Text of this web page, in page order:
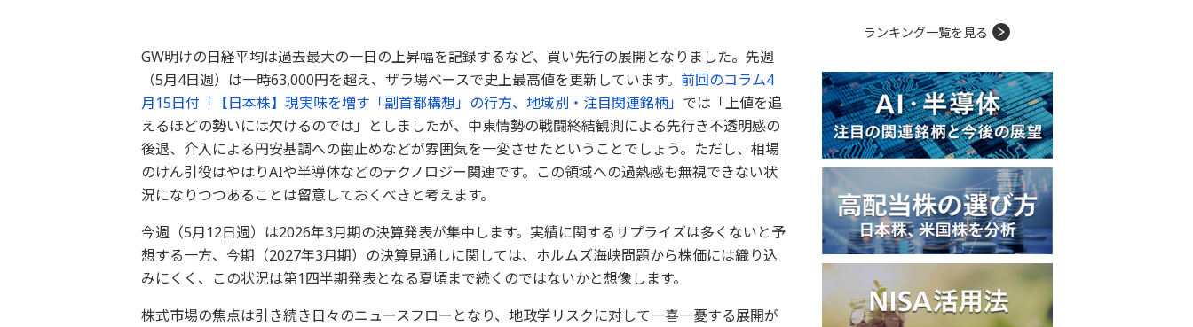
GW明けの日経平均は過去最大の一日の上昇幅を記録するなど、買い先行の展開となりました。先週
（5月4日週）は一時63,000円を超え、ザラ場ベースで史上最高値を更新しています。 前回のコラム4
月15日付「【日本株】現実味を増す「副首都構想」の行方、地域別・注目関連銘柄」 では「上値を追
えるほどの勢いには欠けるのでは」としましたが、中東情勢の戦闘終結観測による先行き不透明感の
後退、介入による円安基調への歯止めなどが雰囲気を一変させたということでしょう。ただし、相場
のけん引役はやはりAIや半導体などのテクノロジー関連です。この領域への過熱感も無視できない状
況になりつつあることは留意しておくべきと考えます。
今週（5月12日週）は2026年3月期の決算発表が集中します。実績に関するサプライズは多くないと予
想する一方、今期（2027年3月期）の決算見通しに関しては、ホルムズ海峡問題から株価には織り込
みにくく、この状況は第1四半期発表となる夏頃まで続くのではないかと想像します。
株式市場の焦点は引き続き日々のニュースフローとなり、地政学リスクに対して一喜一憂する展開が
ランキング一覧を見る